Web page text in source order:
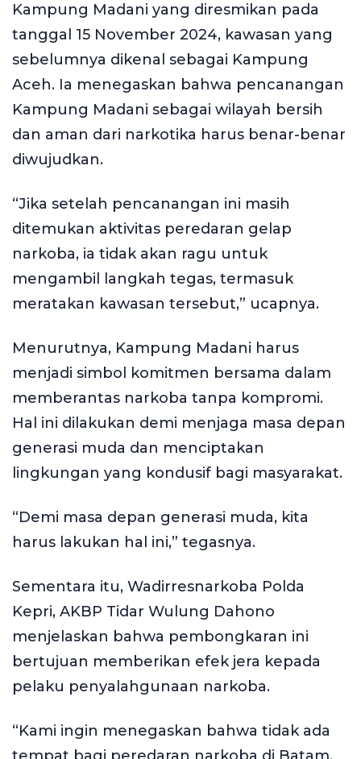
Kampung Madani yang diresmikan pada
tanggal 15 November 2024, kawasan yang
sebelumnya dikenal sebagai Kampung
Aceh. Ia menegaskan bahwa pencanangan
Kampung Madani sebagai wilayah bersih
dan aman dari narkotika harus benar-benar
diwujudkan.
“Jika setelah pencanangan ini masih
ditemukan aktivitas peredaran gelap
narkoba, ia tidak akan ragu untuk
mengambil langkah tegas, termasuk
meratakan kawasan tersebut,” ucapnya.
Menurutnya, Kampung Madani harus
menjadi simbol komitmen bersama dalam
memberantas narkoba tanpa kompromi.
Hal ini dilakukan demi menjaga masa depan
generasi muda dan menciptakan
lingkungan yang kondusif bagi masyarakat.
“Demi masa depan generasi muda, kita
harus lakukan hal ini,” tegasnya.
Sementara itu, Wadirresnarkoba Polda
Kepri, AKBP Tidar Wulung Dahono
menjelaskan bahwa pembongkaran ini
bertujuan memberikan efek jera kepada
pelaku penyalahgunaan narkoba.
“Kami ingin menegaskan bahwa tidak ada